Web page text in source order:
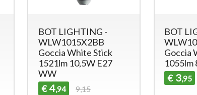
BOT LIGHTING -
WLW1015X2BB
Goccia White Stick
1521lm 10,5W E27
WW
€ 4,94 9,15
BOT
Goccia
1055lm
€ 3,95